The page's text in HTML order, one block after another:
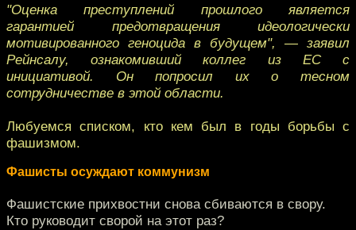
"Оценка преступлений прошлого является
гарантией предотвращения идеологически
мотивированного геноцида в будущем", — заявил
Рейнсалу, ознакомивший коллег из ЕС с
инициативой. Он попросил их о тесном
сотрудничестве в этой области.
Любуемся списком, кто кем был в годы борьбы с
фашизмом.
Фашисты осуждают коммунизм
Фашистские прихвостни снова сбиваются в свору.
Кто руководит сворой на этот раз?